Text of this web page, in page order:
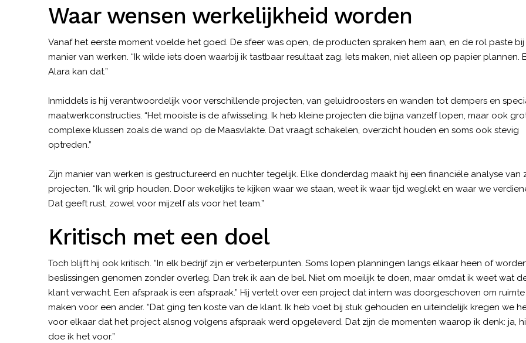
Waar wensen werkelijkheid worden
Vanaf het eerste moment voelde het goed. De sfeer was open, de producten spraken hem aan, en de rol paste bij
manier van werken. “Ik wilde iets doen waarbij ik tastbaar resultaat zag. Iets maken, niet alleen op papier plannen.
Alara kan dat.”
Inmiddels is hij verantwoordelijk voor verschillende projecten, van geluidroosters en wanden tot dempers en
maatwerkconstructies. “Het mooiste is de afwisseling. Ik heb kleine projecten die bijna vanzelf lopen, maar ook
complexe klussen zoals de wand op de Maasvlakte. Dat vraagt schakelen, overzicht houden en soms ook stevig
optreden.”
Zijn manier van werken is gestructureerd en nuchter tegelijk. Elke donderdag maakt hij een financiële analyse van
projecten. “Ik wil grip houden. Door wekelijks te kijken waar we staan, weet ik waar tijd weglekt en waar we
Dat geeft rust, zowel voor mijzelf als voor het team.”
Kritisch met een doel
Toch blijft hij ook kritisch. “In elk bedrijf zijn er verbeterpunten. Soms lopen planningen langs elkaar heen of
beslissingen genomen zonder overleg. Dan trek ik aan de bel. Niet om moeilijk te doen, maar omdat ik weet wat
klant verwacht. Een afspraak is een afspraak.” Hij vertelt over een project dat intern was doorgeschoven om
maken voor een ander. “Dat ging ten koste van de klant. Ik heb voet bij stuk gehouden en uiteindelijk kregen we
voor elkaar dat het project alsnog volgens afspraak werd opgeleverd. Dat zijn de momenten waarop ik denk: ja,
doe ik het voor.”